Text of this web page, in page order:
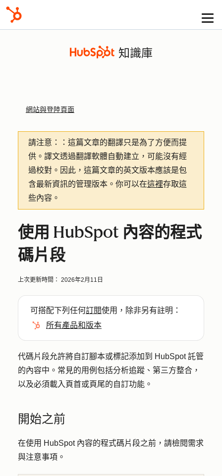
知識庫
網站與登陸頁面
請注意：
：這篇文章的翻譯只是為了方便而提
供。譯文透過翻譯軟體自動建立，可能沒有經
過校對。因此，這篇文章的英文版本應該是包
含最新資訊的管理版本。你可以在這裡存取這
些內容。
使用 HubSpot 內容的程式
碼片段
上次更新時間： 2026年2月11日
可搭配下列任何訂閱使用，除非另有註明：
所有產品和版本
代碼片段允許將自訂腳本或標記添加到 HubSpot 託管
的內容中。常見的用例包括分析追蹤、第三方整合，
以及必須載入頁首或頁尾的自訂功能。
開始之前
在使用 HubSpot 內容的程式碼片段之前，請檢閱需求
與注意事項。